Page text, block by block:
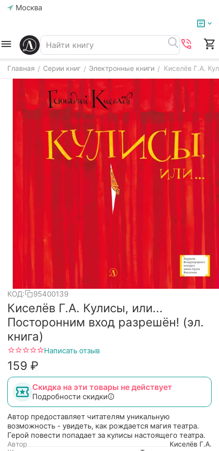
Москва
Главная / Серии книг / Электронные книги / Киселёв Г.А.
КОД: 95400139
Киселёв Г.А. Кулисы, или...
Посторонним вход разрешён! (эл.
книга)
Написать отзыв
‍159‍ ₽
Скидка на эти товары не действует
Подробности скидки
Автор предоставляет читателям уникальную
возможность - увидеть, как рождается магия театра.
Герой повести попадает за кулисы настоящего театра.
Автор
Киселёв Г.А.